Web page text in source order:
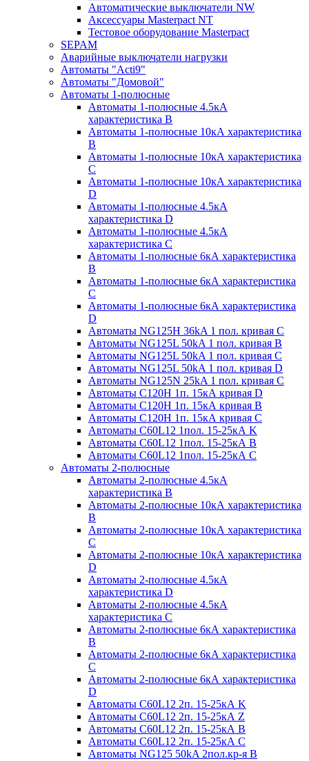
Автоматические выключатели NW
Аксессуары Masterpact NT
Тестовое оборудование Masterpact
SEPAM
Аварийные выключатели нагрузки
Автоматы "Acti9"
Автоматы "Домовой"
Автоматы 1-полюсные
Автоматы 1-полюсные 4.5кА
характеристика В
Автоматы 1-полюсные 10кА характеристика
B
Автоматы 1-полюсные 10кА характеристика
C
Автоматы 1-полюсные 10кА характеристика
D
Автоматы 1-полюсные 4.5кА
характеристика D
Автоматы 1-полюсные 4.5кА
характеристика С
Автоматы 1-полюсные 6кА характеристика
B
Автоматы 1-полюсные 6кА характеристика
C
Автоматы 1-полюсные 6кА характеристика
D
Автоматы NG125H 36kA 1 пол. кривая C
Автоматы NG125L 50kA 1 пол. кривая B
Автоматы NG125L 50kA 1 пол. кривая C
Автоматы NG125L 50kA 1 пол. кривая D
Автоматы NG125N 25kA 1 пол. кривая C
Автоматы С120H 1п. 15кА кривая D
Автоматы С120H 1п. 15кА кривая В
Автоматы С120H 1п. 15кА кривая С
Автоматы С60L12 1пол. 15-25кА K
Автоматы С60L12 1пол. 15-25кА В
Автоматы С60L12 1пол. 15-25кА С
Автоматы 2-полюсные
Автоматы 2-полюсные 4.5кА
характеристика В
Автоматы 2-полюсные 10кА характеристика
B
Автоматы 2-полюсные 10кА характеристика
C
Автоматы 2-полюсные 10кА характеристика
D
Автоматы 2-полюсные 4.5кА
характеристика D
Автоматы 2-полюсные 4.5кА
характеристика С
Автоматы 2-полюсные 6кА характеристика
B
Автоматы 2-полюсные 6кА характеристика
C
Автоматы 2-полюсные 6кА характеристика
D
Автоматы C60L12 2п. 15-25кА K
Автоматы C60L12 2п. 15-25кА Z
Автоматы C60L12 2п. 15-25кА B
Автоматы C60L12 2п. 15-25кА C
Автоматы NG125 50kA 2пол.кр-я B